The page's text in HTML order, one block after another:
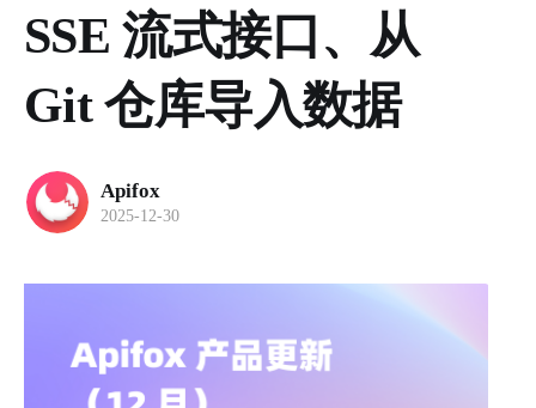
SSE 流式接口、从
Git 仓库导入数据
Apifox
2025-12-30